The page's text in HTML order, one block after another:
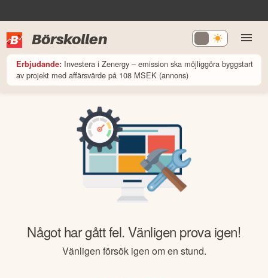
Börskollen
Erbjudande: Investera i Zenergy – emission ska möjliggöra byggstart
av projekt med affärsvärde på 108 MSEK (annons)
Något har gått fel. Vänligen prova igen!
Vänligen försök igen om en stund.